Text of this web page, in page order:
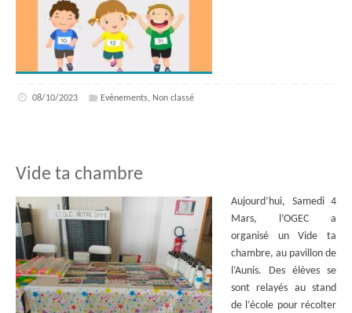
08/10/2023 Evènements, Non classé
Vide ta chambre
Aujourd’hui, Samedi 4
Mars, l’OGEC a
organisé un Vide ta
chambre, au pavillon de
l’Aunis. Des élèves se
sont relayés au stand
de l’école pour récolter